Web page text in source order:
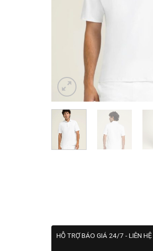
HỖ TRỢ BÁO GIÁ 24/7 - LIÊN